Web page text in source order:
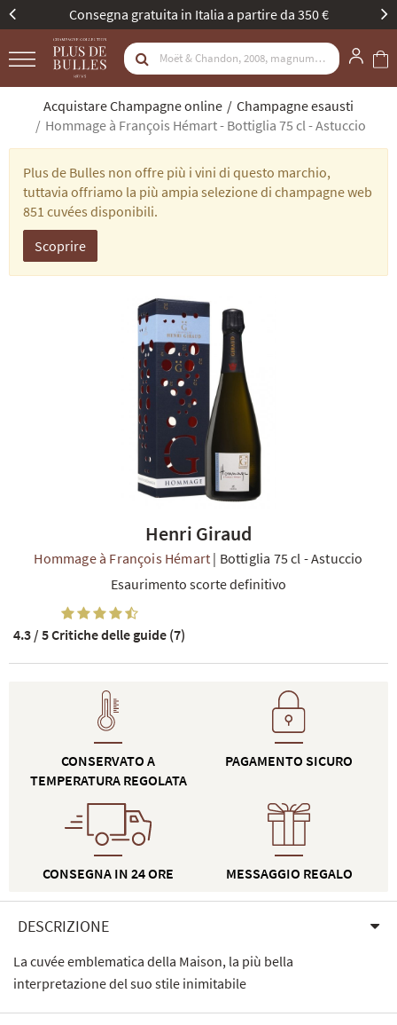
Consegna gratuita in Italia a partire da 350 €
Acquistare Champagne online
Champagne esausti
Hommage à François Hémart - Bottiglia 75 cl - Astuccio
Plus de Bulles non offre più i vini di questo marchio,
tuttavia offriamo la più ampia selezione di champagne web
851 cuvées disponibili.
Scoprire
Henri Giraud
Hommage à François Hémart | Bottiglia 75 cl -Astuccio
Esaurimento scorte definitivo
4.3 / 5Critiche delle guide (7)
CONSERVATO A
TEMPERATURA REGOLATA
CONSEGNA IN 24 ORE
PAGAMENTO SICURO
MESSAGGIO REGALO
DESCRIZIONE
La cuvée emblematica della Maison, la più bella
interpretazione del suo stile inimitabile